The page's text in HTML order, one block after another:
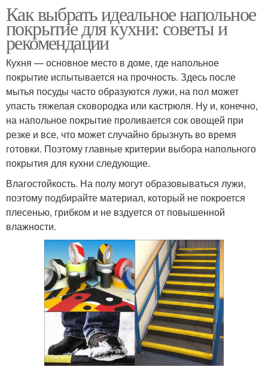
Как выбрать идеальное напольное
покрытие для кухни: советы и
рекомендации
Кухня — основное место в доме, где напольное
покрытие испытывается на прочность. Здесь после
мытья посуды часто образуются лужи, на пол может
упасть тяжелая сковородка или кастрюля. Ну и, конечно,
на напольное покрытие проливается сок овощей при
резке и все, что может случайно брызнуть во время
готовки. Поэтому главные критерии выбора напольного
покрытия для кухни следующие.
Влагостойкость. На полу могут образовываться лужи,
поэтому подбирайте материал, который не покроется
плесенью, грибком и не вздуется от повышенной
влажности.